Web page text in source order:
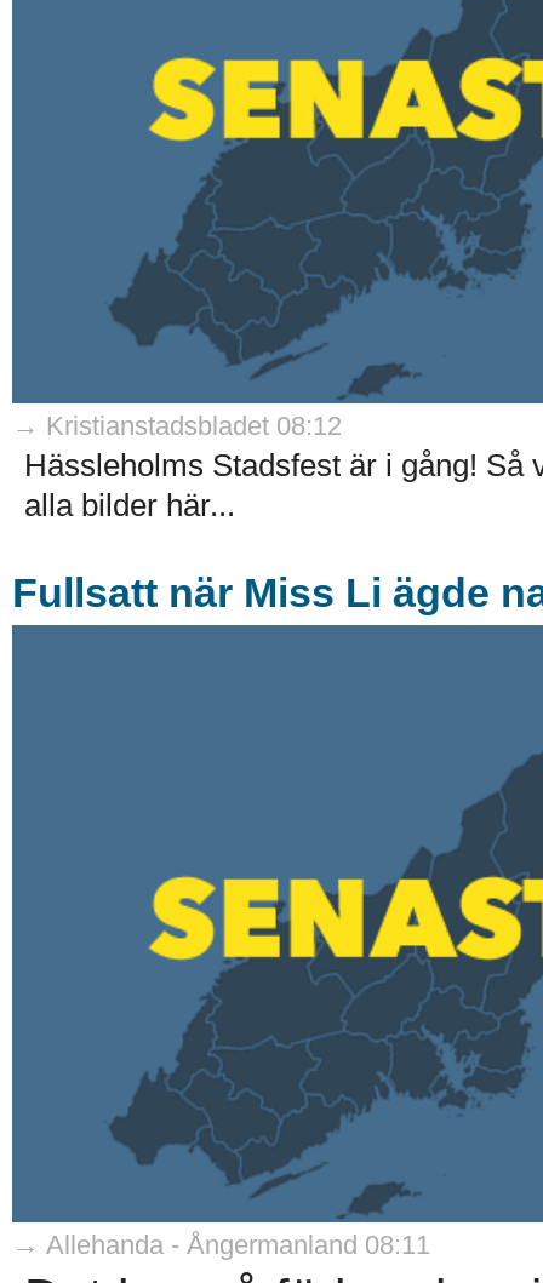
→ Kristianstadsbladet 08:12
Hässleholms Stadsfest är i gång! Så
alla bilder här...
Fullsatt när Miss Li ägde
→ Allehanda - Ångermanland 08:11